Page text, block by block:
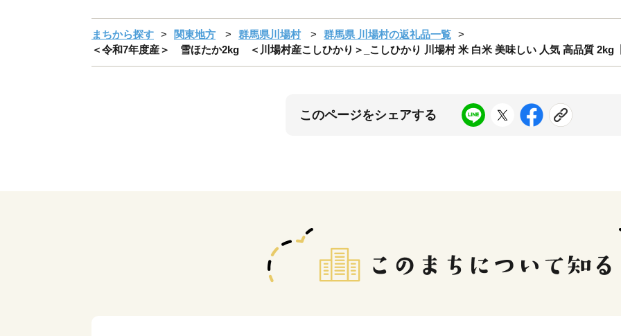
まちから探す 関東地方 群馬県川場村
群馬県 川場村の返礼品一覧
＜令和7年度産＞ 雪ほたか2kg ＜川場村産こしひかり＞_こしひかり 川場村 米 白米 美味しい 人気 高品質 2kg【
このページをシェアする